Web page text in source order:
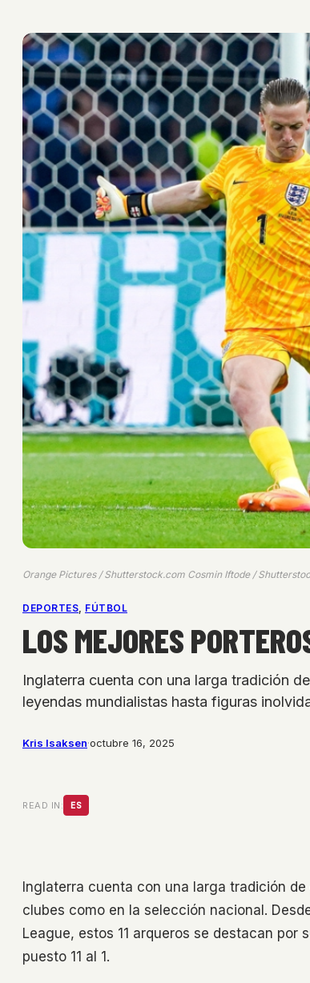
Orange Pictures / Shutterstock.com Cosmin Iftode /
DEPORTES, FÚTBOL
LOS MEJORES
Inglaterra cuenta con una larga tradición
leyendas mundialistas hasta figuras
Kris Isaksen·octubre 16, 2025
READ IN: ES
Inglaterra cuenta con una larga tradición
clubes como en la selección nacional.
League, estos 11 arqueros se destacan
puesto 11 al 1.